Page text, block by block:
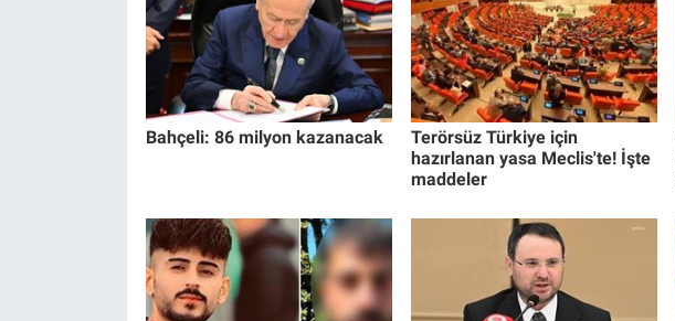
Bahçeli: 86 milyon kazanacak
Terörsüz Türkiye için
hazırlanan yasa Meclis'te! İşte
maddeler